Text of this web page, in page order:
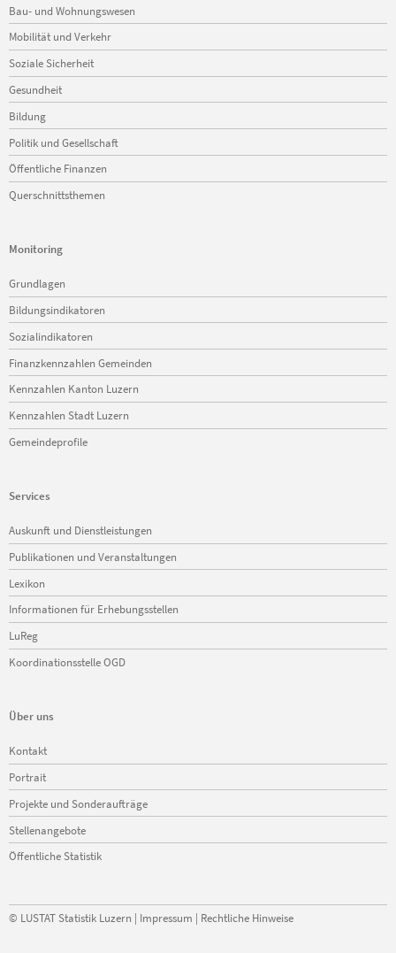
Bau- und Wohnungswesen
Mobilität und Verkehr
Soziale Sicherheit
Gesundheit
Bildung
Politik und Gesellschaft
Öffentliche Finanzen
Querschnittsthemen
Monitoring
Navigation
überspringen
Grundlagen
Bildungsindikatoren
Sozialindikatoren
Finanzkennzahlen Gemeinden
Kennzahlen Kanton Luzern
Kennzahlen Stadt Luzern
Gemeindeprofile
Services
Navigation
überspringen
Auskunft und Dienstleistungen
Publikationen und Veranstaltungen
Lexikon
Informationen für Erhebungsstellen
LuReg
Koordinationsstelle OGD
Über uns
Navigation
überspringen
Kontakt
Portrait
Projekte und Sonderaufträge
Stellenangebote
Öffentliche Statistik
© LUSTAT Statistik Luzern | Impressum | Rechtliche Hinweise